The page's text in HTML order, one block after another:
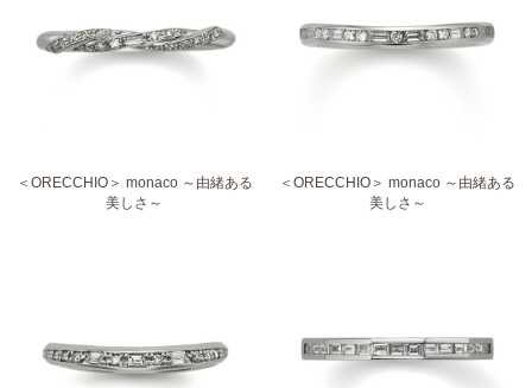
＜ORECCHIO＞ monaco ～由緒ある
美しさ～
＜ORECCHIO＞ monaco ～由緒ある
美しさ～